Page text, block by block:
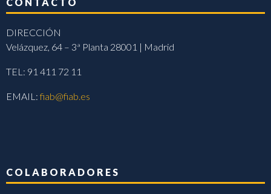
DIRECCIÓN
Velázquez, 64 – 3ª Planta 28001 | Madrid
TEL: 91 411 72 11
EMAIL:fiab@fiab.es
COLABORADORES